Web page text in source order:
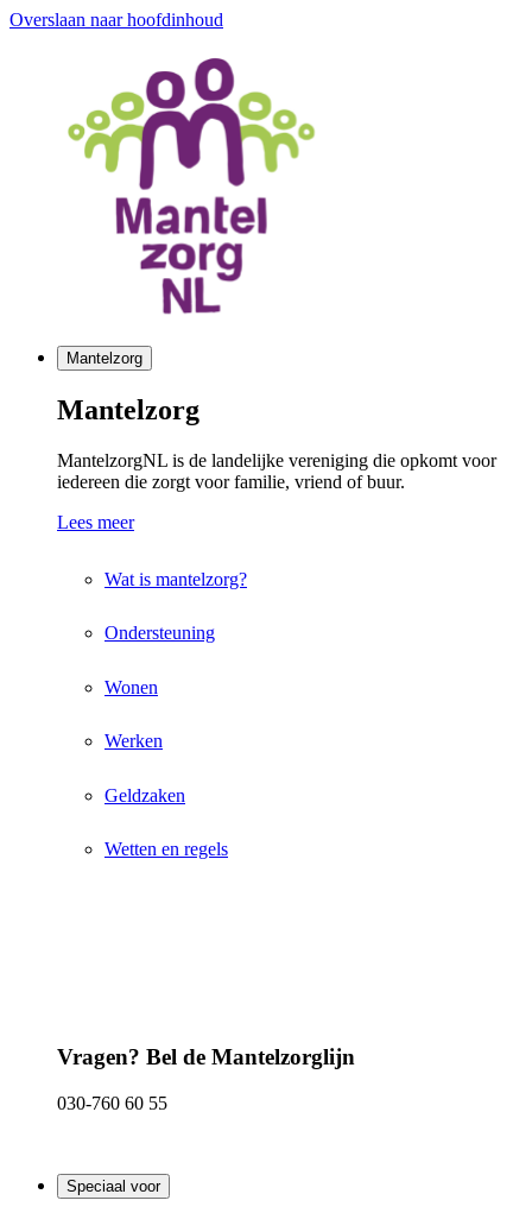
Overslaan naar hoofdinhoud
Mantelzorg
Mantelzorg
MantelzorgNL is de landelijke vereniging die opkomt voor
iedereen die zorgt voor familie, vriend of buur.
Lees meer
Wat is mantelzorg?
Ondersteuning
Wonen
Werken
Geldzaken
Wetten en regels
Vragen? Bel de Mantelzorglijn
030-760 60 55
Speciaal voor